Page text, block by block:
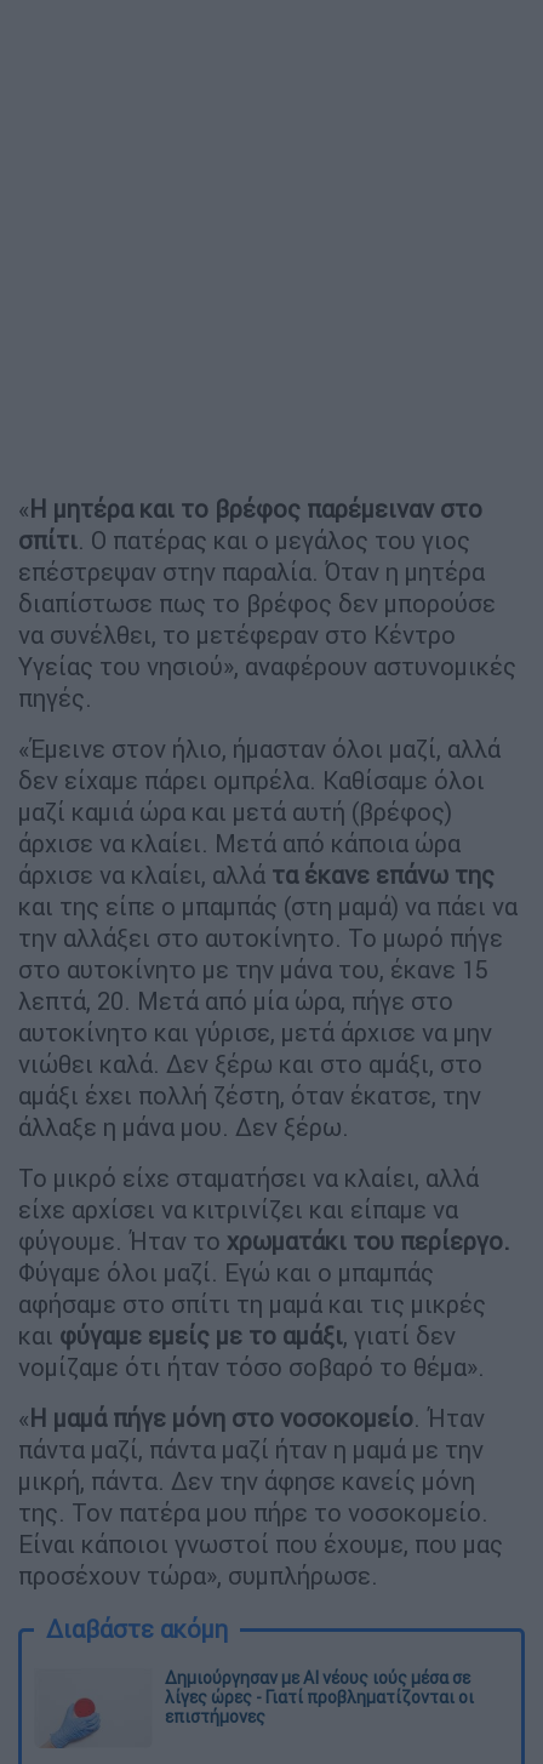
«Η μητέρα και το βρέφος παρέμειναν στο
σπίτι. Ο πατέρας και ο μεγάλος του γιος
επέστρεψαν στην παραλία. Όταν η μητέρα
διαπίστωσε πως το βρέφος δεν μπορούσε
να συνέλθει, το μετέφεραν στο Κέντρο
Υγείας του νησιού», αναφέρουν αστυνομικές
πηγές.
«Έμεινε στον ήλιο, ήμασταν όλοι μαζί, αλλά
δεν είχαμε πάρει ομπρέλα. Καθίσαμε όλοι
μαζί καμιά ώρα και μετά αυτή (βρέφος)
άρχισε να κλαίει. Μετά από κάποια ώρα
άρχισε να κλαίει, αλλά τα έκανε επάνω της
και της είπε ο μπαμπάς (στη μαμά) να πάει να
την αλλάξει στο αυτοκίνητο. Το μωρό πήγε
στο αυτοκίνητο με την μάνα του, έκανε 15
λεπτά, 20. Μετά από μία ώρα, πήγε στο
αυτοκίνητο και γύρισε, μετά άρχισε να μην
νιώθει καλά. Δεν ξέρω και στο αμάξι, στο
αμάξι έχει πολλή ζέστη, όταν έκατσε, την
άλλαξε η μάνα μου. Δεν ξέρω.
Το μικρό είχε σταματήσει να κλαίει, αλλά
είχε αρχίσει να κιτρινίζει και είπαμε να
φύγουμε. Ήταν το χρωματάκι του περίεργο.
Φύγαμε όλοι μαζί. Εγώ και ο μπαμπάς
αφήσαμε στο σπίτι τη μαμά και τις μικρές
και φύγαμε εμείς με το αμάξι, γιατί δεν
νομίζαμε ότι ήταν τόσο σοβαρό το θέμα».
«Η μαμά πήγε μόνη στο νοσοκομείο. Ήταν
πάντα μαζί, πάντα μαζί ήταν η μαμά με την
μικρή, πάντα. Δεν την άφησε κανείς μόνη
της. Τον πατέρα μου πήρε το νοσοκομείο.
Είναι κάποιοι γνωστοί που έχουμε, που μας
προσέχουν τώρα», συμπλήρωσε.
Διαβάστε ακόμη
Δημιούργησαν με AI νέους ιούς μέσα σε
λίγες ώρες - Γιατί προβληματίζονται οι
επιστήμονες